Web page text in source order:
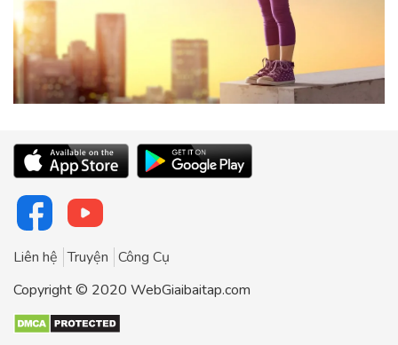
Liên hệ Truyện Công Cụ
Copyright © 2020 WebGiaibaitap.com